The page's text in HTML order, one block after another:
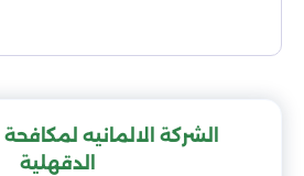
الشركة الالمانيه
الدقهلية